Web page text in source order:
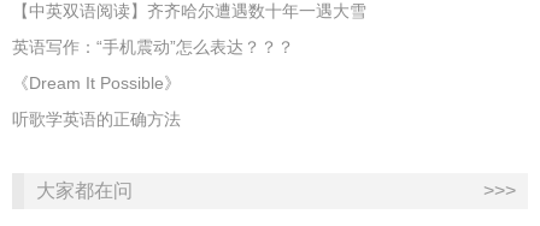
【中英双语阅读】齐齐哈尔遭遇数十年一遇大雪
英语写作：“手机震动”怎么表达？？？
《Dream It Possible》
听歌学英语的正确方法
大家都在问 >>>